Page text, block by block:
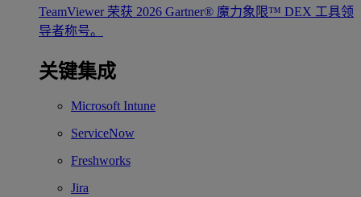
TeamViewer 荣获 2026 Gartner® 魔力象限™ DEX 工具领
导者称号。
关键集成
Microsoft Intune
ServiceNow
Freshworks
Jira